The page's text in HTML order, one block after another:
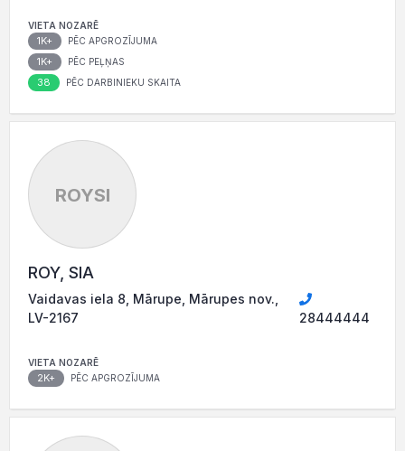
VIETA NOZARĒ
1K+ PĒC APGROZĪJUMA
1K+ PĒC PEĻŅAS
38 PĒC DARBINIEKU SKAITA
ROYSI
ROY, SIA
Vaidavas iela 8, Mārupe, Mārupes nov.,
LV-2167
28444444
VIETA NOZARĒ
2K+ PĒC APGROZĪJUMA